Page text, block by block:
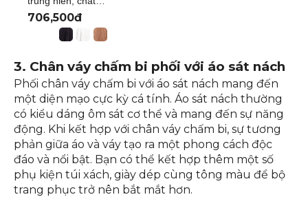
liệu lụa cát cao
cấp, siêu tôn dáng
thương hiệu Thiều
Hoa CV3L0928
706,500đ
3. Chân váy chấm bi phối với áo sát nách
Phối chân váy chấm bi với áo sát nách mang đến
một diện mạo cực kỳ cá tính. Áo sát nách thường
có kiểu dáng ôm sát cơ thể và mang đến sự năng
động. Khi kết hợp với chân váy chấm bi, sự tương
phản giữa áo và váy tạo ra một phong cách độc
đáo và nổi bật. Bạn có thể kết hợp thêm một số
phụ kiện túi xách, giày dép cùng tông màu để bộ
trang phục trở nên bắt mắt hơn.